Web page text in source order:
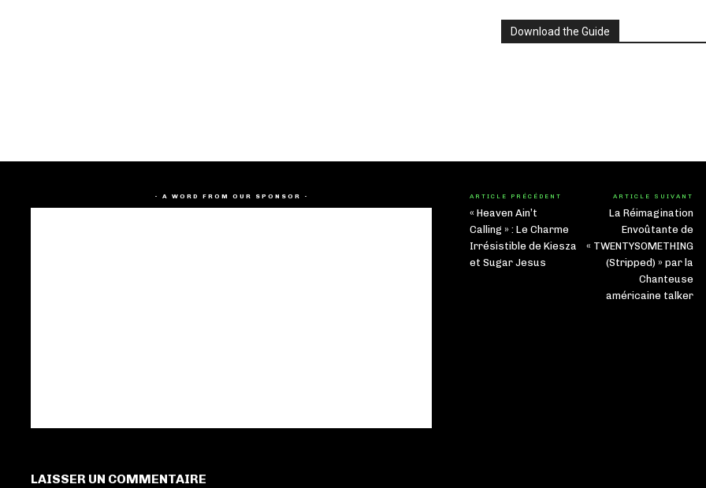
Download the Guide
- A WORD FROM OUR SPONSOR -
LAISSER UN COMMENTAIRE
ARTICLE PRÉCÉDENT
« Heaven Ain’t
Calling » : Le Charme
Irrésistible de Kiesza
et Sugar Jesus
ARTICLE SUIVANT
La Réimagination
Envoûtante de
« TWENTYSOMETHING
(Stripped) » par la
Chanteuse
américaine talker